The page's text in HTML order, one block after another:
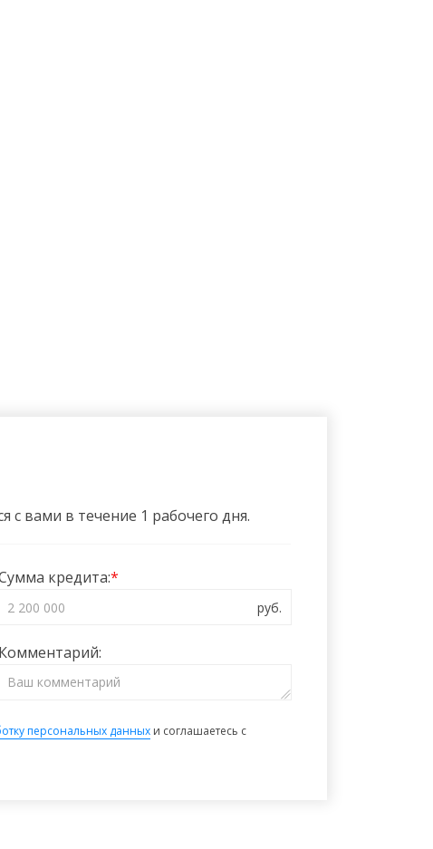
вами в течение 1 рабочего дня.
кредита:
Комментарий:
персональных данных и соглашаетесь с